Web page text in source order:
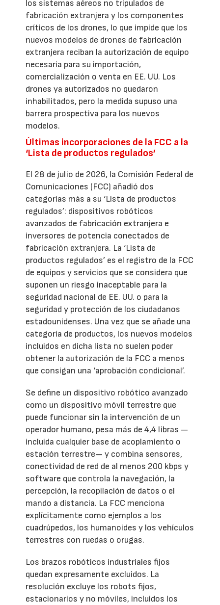
los sistemas aéreos no tripulados de
fabricación extranjera y los componentes
críticos de los drones, lo que impide que los
nuevos modelos de drones de fabricación
extranjera reciban la autorización de equipo
necesaria para su importación,
comercialización o venta en EE. UU. Los
drones ya autorizados no quedaron
inhabilitados, pero la medida supuso una
barrera prospectiva para los nuevos
modelos.
Últimas incorporaciones de la FCC a la
‘Lista de productos regulados’
El 28 de julio de 2026, la Comisión Federal de
Comunicaciones (FCC) añadió dos
categorías más a su ‘Lista de productos
regulados’: dispositivos robóticos
avanzados de fabricación extranjera e
inversores de potencia conectados de
fabricación extranjera. La ‘Lista de
productos regulados’ es el registro de la FCC
de equipos y servicios que se considera que
suponen un riesgo inaceptable para la
seguridad nacional de EE. UU. o para la
seguridad y protección de los ciudadanos
estadounidenses. Una vez que se añade una
categoría de productos, los nuevos modelos
incluidos en dicha lista no suelen poder
obtener la autorización de la FCC a menos
que consigan una ‘aprobación condicional’.
Se define un dispositivo robótico avanzado
como un dispositivo móvil terrestre que
puede funcionar sin la intervención de un
operador humano, pesa más de 4,4 libras —
incluida cualquier base de acoplamiento o
estación terrestre— y combina sensores,
conectividad de red de al menos 200 kbps y
software que controla la navegación, la
percepción, la recopilación de datos o el
mando a distancia. La FCC menciona
explícitamente como ejemplos a los
cuadrúpedos, los humanoides y los vehículos
terrestres con ruedas o orugas.
Los brazos robóticos industriales fijos
quedan expresamente excluidos. La
resolución excluye los robots fijos,
estacionarios y no móviles, incluidos los